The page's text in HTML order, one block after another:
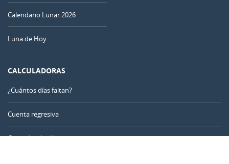
Calendario Lunar 2026
Luna de Hoy
CALCULADORAS
¿Cuántos días faltan?
Cuenta regresiva
Contador de días